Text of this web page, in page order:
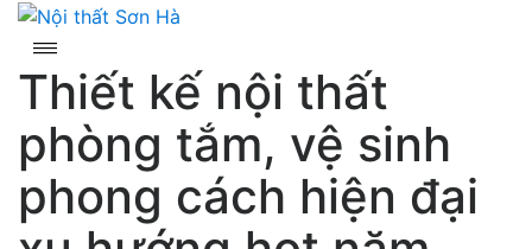
Skip
content
Thiết kế nội thất
phòng tắm, vệ sinh
phong cách hiện đại